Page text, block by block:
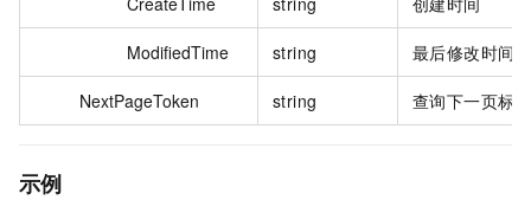
ModifiedTime string 最后修改时间
NextPageToken string 查询下一页标识
示例